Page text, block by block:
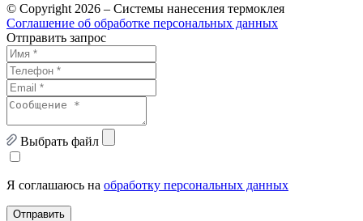
© Copyright 2026 – Системы нанесения термоклея
Соглашение об обработке персональных данных
Отправить запрос
Выбрать файл
Я соглашаюсь на обработку персональных данных
Отправить